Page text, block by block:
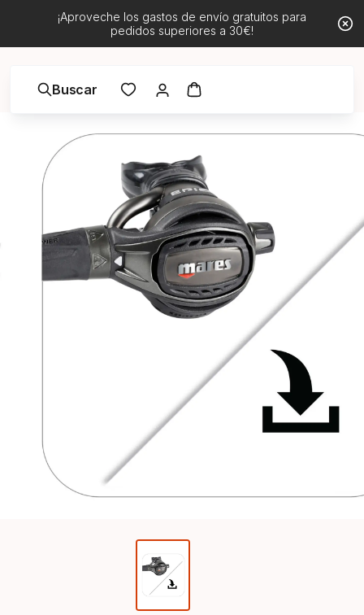
¡Aproveche los gastos de envío gratuitos para
pedidos superiores a 30€!
Buscar